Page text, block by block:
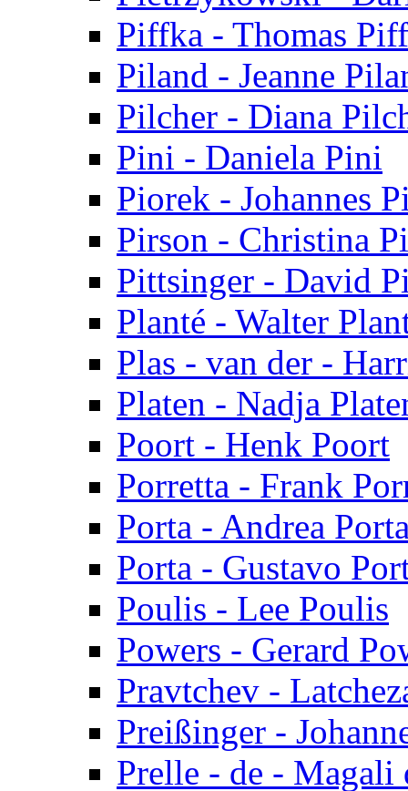
Piffka - Thomas
Piland - Jeanne
Pilcher - Diana
Pini - Daniela Pini
Piorek - Johannes
Pirson - Christina
Pittsinger - David
Planté - Walter
Plas - van der -
Platen - Nadja
Poort - Henk Poort
Porretta - Frank
Porta - Andrea
Porta - Gustavo
Poulis - Lee Poulis
Powers - Gerard
Pravtchev -
Preißinger -
Prelle - de - Magali